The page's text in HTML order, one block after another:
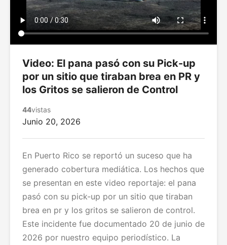
Video: El pana pasó con su Pick-up
por un sitio que tiraban brea en PR y
los Gritos se salieron de Control
44vistas
Junio 20, 2026
En Puerto Rico se reportó un suceso que ha
generado cobertura mediática. Los hechos que
se presentan en este video reportaje: el pana
pasó con su pick-up por un sitio que tiraban
brea en pr y los gritos se salieron de control.
Este incidente fue documentado 20 de junio de
2026 por nuestro equipo periodístico. La